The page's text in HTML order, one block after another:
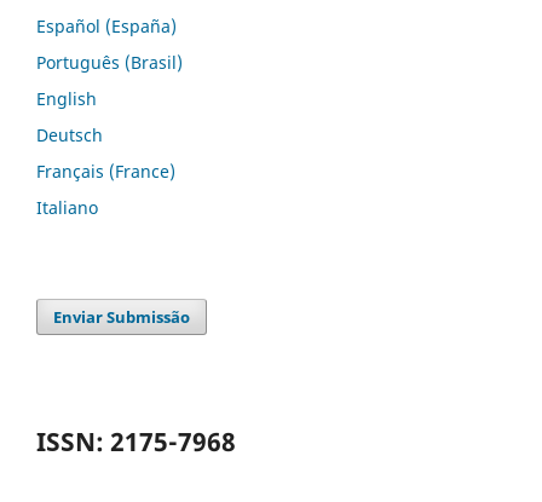
Español (España)
Português (Brasil)
English
Deutsch
Français (France)
Italiano
Enviar Submissão
ISSN: 2175-7968